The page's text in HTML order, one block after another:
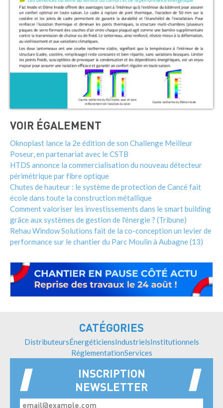
VOIR ÉGALEMENT
Oknoplast lance la 2e édition de son Challenge Meilleur
Poseur, en partenariat avec le CSTB
HTDS annonce la commercialisation du nouveau détecteur
périmétrique par fibre optique
Chutes de hauteur : le système de protection de Cancé fait
école dans toute la construction métallique
Comment valoriser les investissements dans le smart building
grâce aux systèmes de gestion de l'énergie ? (Tribune)
Rehau Window Solutions fait de la co-conception un levier de
performance sur le chantier du Parc Moulin à Aubagne (13)
CATÉGORIES
DistributeursÉnergéticiensIndustrielsInstitutionnels
RéglementationServices
INSCRIPTION
NEWSLETTER